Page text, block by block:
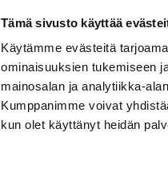
Tämä sivusto käyttää
Käytämme evästeitä
ominaisuuksien tukemiseen
mainosalan ja analytiikka-
Kumppanimme voivat
kun olet käyttänyt heidän
KAUPUNKI JA